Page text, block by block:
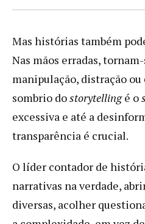
Mas histórias também
Nas mãos erradas,
manipulação, distração ou
sombrio dostorytellingé o
excessiva e até a
transparência é crucial.
O líder contador de
narrativas na verdade,
diversas, acolher